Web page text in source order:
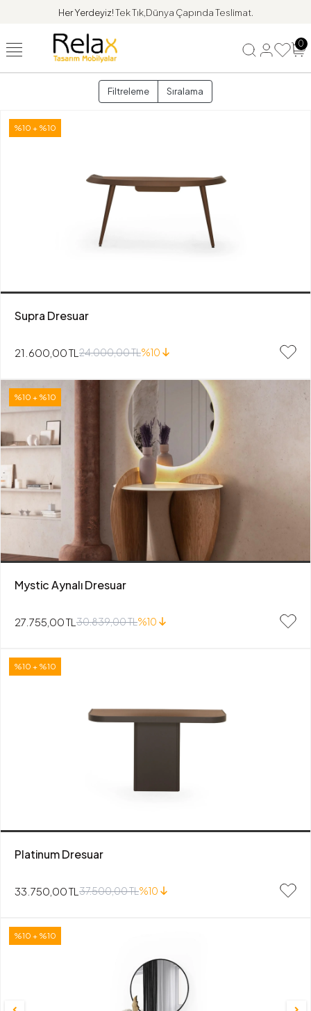
Her Yerdeyiz!Tek Tık,Dünya Çapında Teslimat.
0
Filtreleme Sıralama
%10 + %10
Supra Dresuar
21.600,00 TL 24.000,00 TL%10
%10 + %10
Mystic Aynalı Dresuar
27.755,00 TL 30.839,00 TL%10
%10 + %10
Platinum Dresuar
33.750,00 TL 37.500,00 TL%10
%10 + %10